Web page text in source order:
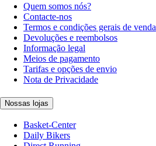
Quem somos nós?
Contacte-nos
Termos e condições gerais de venda
Devoluções e reembolsos
Informação legal
Meios de pagamento
Tarifas e opções de envio
Nota de Privacidade
Nossas lojas
Basket-Center
Daily Bikers